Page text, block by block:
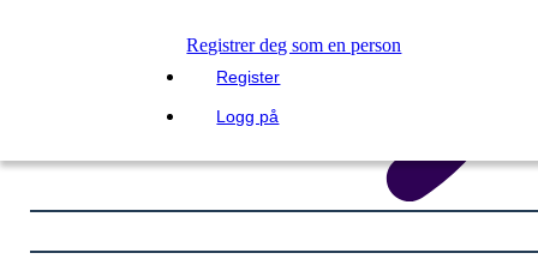
Registrer deg som en person
Register
Logg på